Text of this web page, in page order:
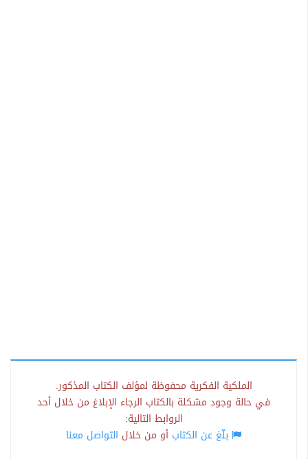
الملكية الفكرية محفوظة لمؤلف الكتاب المذكور.
في حالة وجود مشكلة بالكتاب الرجاء الإبلاغ من خلال أحد
الروابط التالية:
بلّغ عن الكتاب أو من خلال التواصل معنا